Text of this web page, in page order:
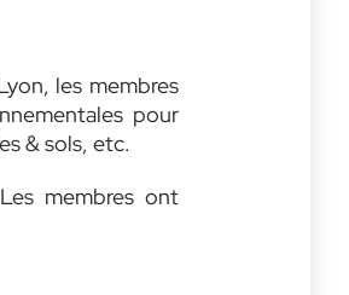
les membres
pour
& sols, etc.
membres ont